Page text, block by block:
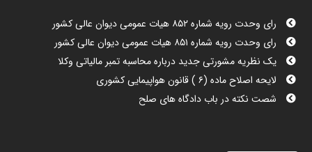
رای وحدت رویه شماره ۸۵۲ هیات عمومی دیوان عالی کشور
رای وحدت رویه شماره ۸۵۱ هیات عمومی دیوان عالی کشور
یک نظریه مشورتی جدید درباره محاسبه تمبر مالیاتی وکلا
لایحه اصلاح ماده (۶ ) قانون هواپیمایی کشوری
شصت نکته در باب دادگاه های صلح